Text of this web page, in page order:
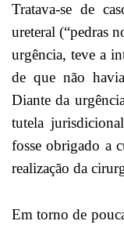
Tratava-se de
ureteral (“pedras
urgência, teve a
de que não
Diante da
tutela
fosse obrigado a
realização da
Em torno de